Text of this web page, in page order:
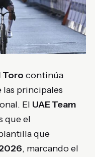
Toro continúa
principales
El UAE Team
que el
que
, marcando el